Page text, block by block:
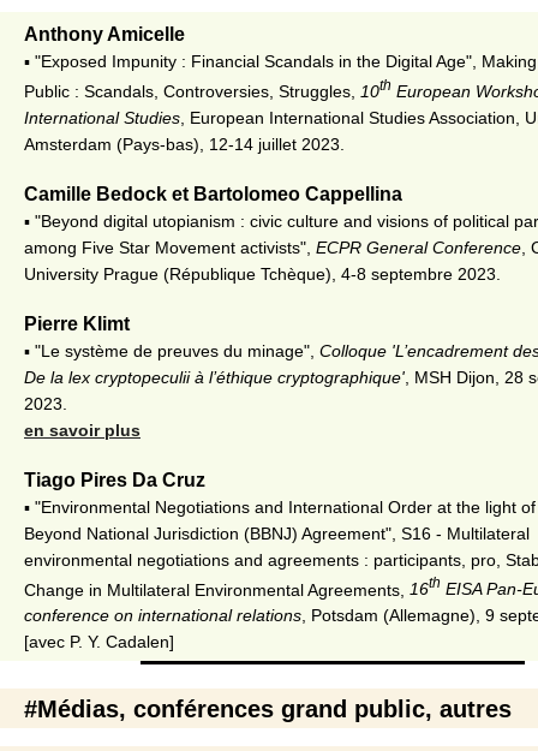
Anthony Amicelle
▪ "Exposed Impunity : Financial Scandals in the Digital Age",
Public : Scandals, Controversies, Struggles,
10th European
International Studies , European International Studies Association,
Amsterdam (Pays-bas), 12-14 juillet 2023.
Camille Bedock et Bartolomeo Cappellina
▪ "Beyond digital utopianism : civic culture and visions of political
among Five Star Movement activists", ECPR General Conference ,
University Prague (République Tchèque), 4-8 septembre 2023.
Pierre Klimt
▪ "Le système de preuves du minage", Colloque 'L’encadrement
De la lex cryptopeculii à l’éthique cryptographique' , MSH Dijon, 28
2023.
en savoir plus
Tiago Pires Da Cruz
▪ "Environmental Negotiations and International Order at the light
Beyond National Jurisdiction (BBNJ) Agreement", S16 - Multilateral
environmental negotiations and agreements : participants, pro,
Change in Multilateral Environmental Agreements, 16th EISA Pan-
conference on international relations, Potsdam (Allemagne), 9
[avec P. Y. Cadalen]
#Médias, conférences grand public, autres